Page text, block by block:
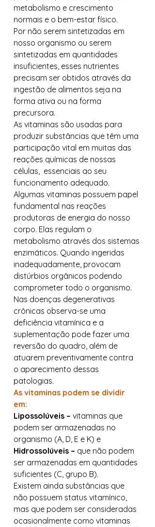
metabolismo e crescimento
normais e o bem-estar físico.
Por não serem sintetizadas em
nosso organismo ou serem
sintetizadas em quantidades
insuficientes, esses nutrientes
precisam ser obtidos através da
ingestão de alimentos seja na
forma ativa ou na forma
precursora.
As vitaminas são usadas para
produzir substâncias que têm uma
participação vital em muitas das
reações químicas de nossas
células,  essenciais ao seu
funcionamento adequado.
Algumas vitaminas possuem papel
fundamental nas reações
produtoras de energia do nosso
corpo. Elas regulam o
metabolismo através dos sistemas
enzimáticos. Quando ingeridas
inadequadamente, provocam
distúrbios orgânicos podendo
comprometer todo o organismo.
Nas doenças degenerativas
crônicas observa-se uma
deficiência vitamínica e a
suplementação pode fazer uma
reversão do quadro, além de
atuarem preventivamente contra
o aparecimento dessas
patologias.
As vitaminas podem se dividir
em:
Lipossolúveis – vitaminas que
podem ser armazenadas no
organismo (A, D, E e K) e
Hidrossolúveis – que não podem
ser armazenadas em quantidades
suficientes (C, grupo B).
Existem ainda substâncias que
não possuem status vitamínico,
mas que podem ser consideradas
ocasionalmente como vitaminas